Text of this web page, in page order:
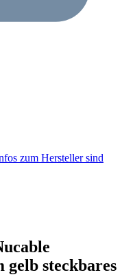
zum Hersteller sind
gelb steckbares